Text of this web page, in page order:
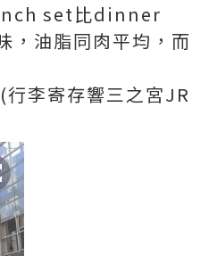
set比dinner
，油脂同肉平均，而
李寄存響三之宮JR